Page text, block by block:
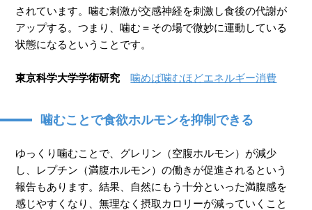
されています。噛む刺激が交感神経を刺激し食後の代謝が
アップする。つまり、噛む＝その場で微妙に運動している
状態になるということです。
東京科学大学学術研究噛めば噛むほどエネルギー消費
噛むことで食欲ホルモンを抑制できる
ゆっくり噛むことで、グレリン（空腹ホルモン）が減少
し、レプチン（満腹ホルモン）の働きが促進されるという
報告もあります。結果、自然にもう十分といった満腹感を
感じやすくなり、無理なく摂取カロリーが減っていくこと